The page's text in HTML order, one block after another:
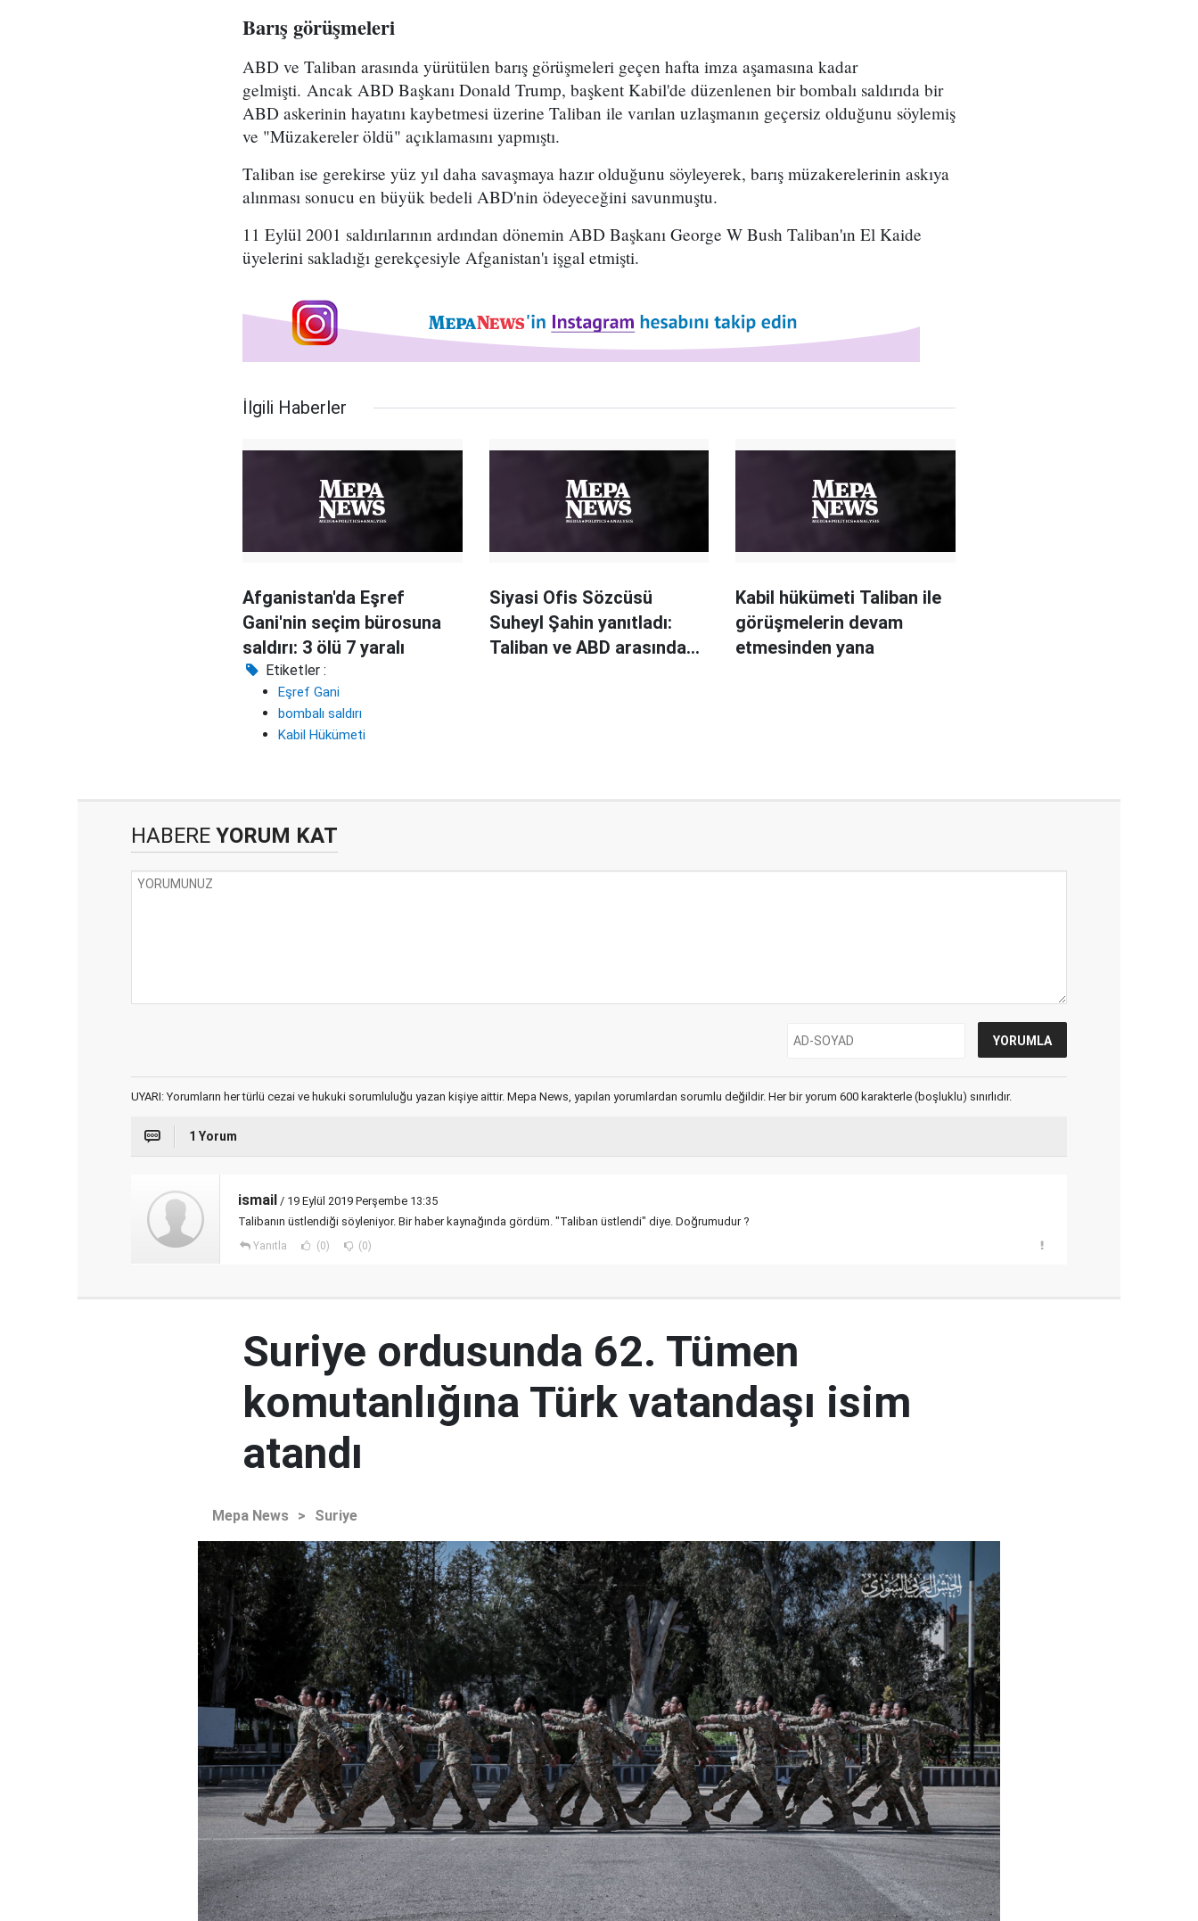
Barış görüşmeleri
ABD ve Taliban arasında yürütülen barış görüşmeleri geçen hafta imza aşamasına kadar
gelmişti. Ancak ABD Başkanı Donald Trump, başkent Kabil'de düzenlenen bir bombalı saldırıda bir
ABD askerinin hayatını kaybetmesi üzerine Taliban ile varılan uzlaşmanın geçersiz olduğunu söylemiş
ve "Müzakereler öldü" açıklamasını yapmıştı.
Taliban ise gerekirse yüz yıl daha savaşmaya hazır olduğunu söyleyerek, barış müzakerelerinin askıya
alınması sonucu en büyük bedeli ABD'nin ödeyeceğini savunmuştu.
11 Eylül 2001 saldırılarının ardından dönemin ABD Başkanı George W Bush Taliban'ın El Kaide
üyelerini sakladığı gerekçesiyle Afganistan'ı işgal etmişti.
İlgili Haberler
Afganistan'da Eşref
Gani'nin seçim bürosuna
saldırı: 3 ölü 7 yaralı
Siyasi Ofis Sözcüsü
Suheyl Şahin yanıtladı:
Taliban ve ABD arasındaki
Kabil hükümeti Taliban ile
görüşmelerin devam
etmesinden yana
Etiketler :
Eşref Gani
bombalı saldırı
Kabil Hükümeti
HABERE YORUM KAT
UYARI: Yorumların her türlü cezai ve hukuki sorumluluğu yazan kişiye aittir. Mepa News, yapılan yorumlardan sorumlu değildir. Her bir yorum 600 karakterle (boşluklu) sınırlıdır.
1 Yorum
ismail / 19 Eylül 2019 Perşembe 13:35
Talibanın üstlendiği söyleniyor. Bir haber kaynağında gördüm. "Taliban üstlendi" diye. Doğrumudur ?
Yanıtla (0) (0)
Suriye ordusunda 62. Tümen
komutanlığına Türk vatandaşı isim
atandı
Mepa News > Suriye